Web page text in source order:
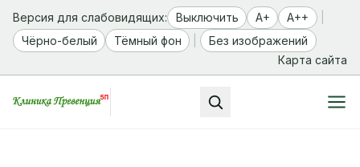
Версия для слабовидящих: Выключить A+ A++
Чёрно-белый
Тёмный фон
Без изображений
Карта сайта